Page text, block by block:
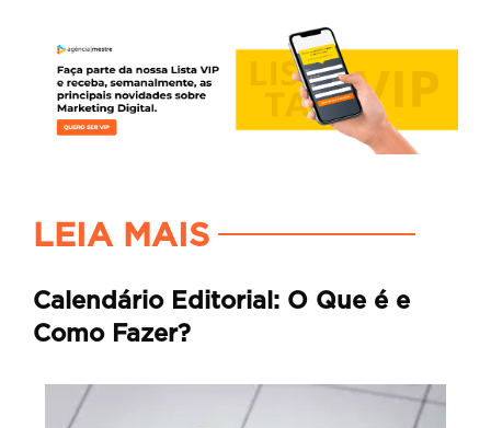
LEIA MAIS
Calendário Editorial: O Que é e
Como Fazer?